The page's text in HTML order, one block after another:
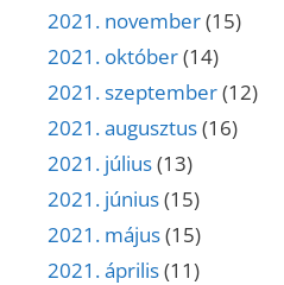
2021. november(15)
2021. október(14)
2021. szeptember(12)
2021. augusztus(16)
2021. július(13)
2021. június(15)
2021. május(15)
2021. április(11)